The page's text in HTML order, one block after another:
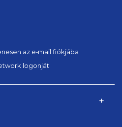
az e‑mail fiókjába
logonját